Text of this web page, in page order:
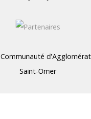
Communauté
Saint-Omer